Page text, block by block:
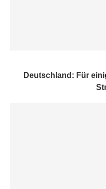
Deutschland: Für